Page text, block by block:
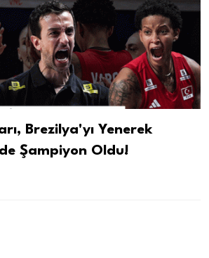
Brezilya'yı Yenerek
Şampiyon Oldu!